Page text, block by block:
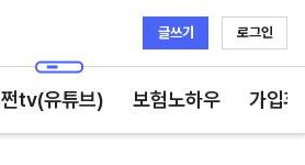
글쓰기 로그인
쩐tv(유튜브) 보험노하우 가입